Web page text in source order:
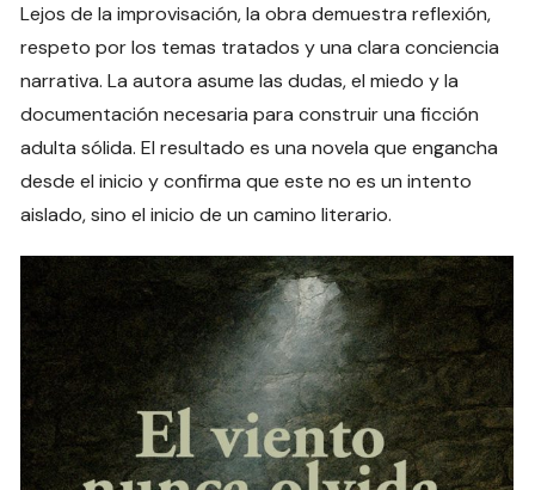
Lejos de la improvisación, la obra demuestra reflexión,
respeto por los temas tratados y una clara conciencia
narrativa. La autora asume las dudas, el miedo y la
documentación necesaria para construir una ficción
adulta sólida. El resultado es una novela que engancha
desde el inicio y confirma que este no es un intento
aislado, sino el inicio de un camino literario.